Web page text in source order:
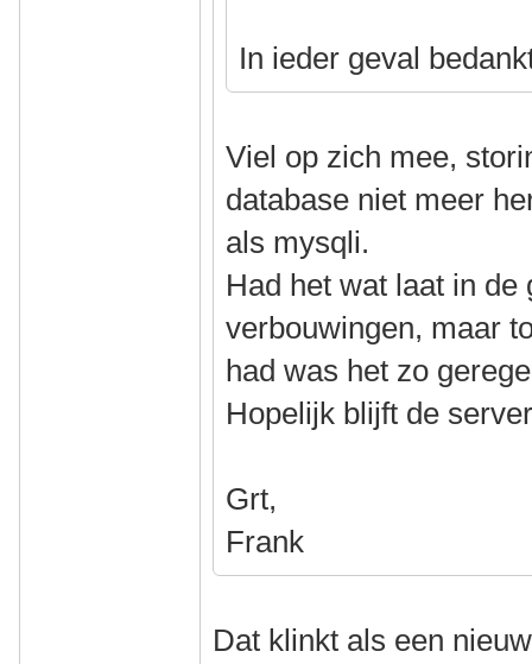
In ieder geval
Viel op zich mee,
database niet meer
als mysqli.
Had het wat laat in
verbouwingen, maar
had was het zo
Hopelijk blijft de
Grt,
Frank
Dat klinkt als een